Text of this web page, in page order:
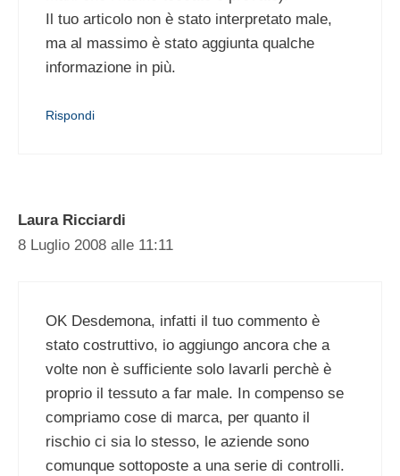
Il tuo articolo non è stato interpretato male,
ma al massimo è stato aggiunta qualche
informazione in più.
Rispondi
Laura Ricciardi
8 Luglio 2008 alle 11:11
OK Desdemona, infatti il tuo commento è
stato costruttivo, io aggiungo ancora che a
volte non è sufficiente solo lavarli perchè è
proprio il tessuto a far male. In compenso se
compriamo cose di marca, per quanto il
rischio ci sia lo stesso, le aziende sono
comunque sottoposte a una serie di controlli.